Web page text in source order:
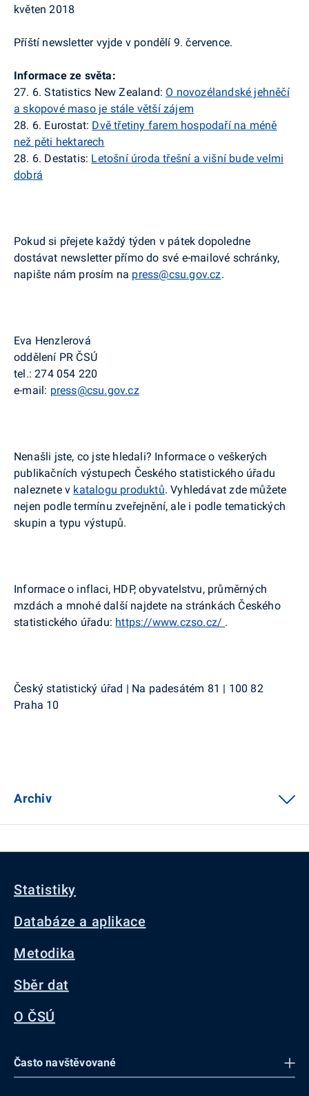
květen 2018
Příští newslettervyjde v pondělí 9. července.
Informace ze světa:
27. 6.Statistics NewZealand: O novozélandské jehněčí
a skopové maso je stále větší zájem
28. 6. Eurostat: Dvě třetiny farem hospodaří na méně
než pěti hektarech
28. 6. Destatis: Letošní úroda třešní a višní bude velmi
dobrá
Pokud si přejete každý týden v pátek dopoledne
dostávat newsletterpřímo do své e-mailové schránky,
napište nám prosím na press@csu.gov.cz.
Eva Henzlerová
oddělení PR ČSÚ
tel.:274 054 220
e-mail: press@csu.gov.cz
Nenašli jste, co jste hledali? Informace o veškerých
publikačních výstupech Českého statistického úřadu
naleznete v katalogu produktů. Vyhledávat zde můžete
nejen podle termínu zveřejnění, ale i podle tematických
skupin a typu výstupů.
Informace o inflaci, HDP, obyvatelstvu, průměrných
mzdách a mnohé další najdete na stránkách Českého
statistického úřadu: https://www.czso.cz/ .
Český statistický úřad | Na padesátém 81 | 100 82
Praha 10
Archiv
Statistiky
Databáze a aplikace
Metodika
Sběr dat
O ČSÚ
Často navštěvované